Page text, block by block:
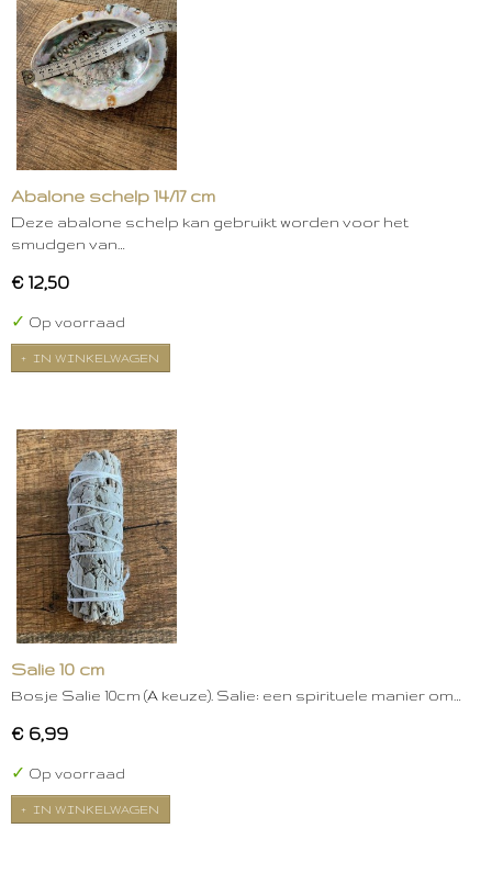
Abalone schelp 14/17 cm
Deze abalone schelp kan gebruikt worden voor het
smudgen van…
€ 12,50
✓ Op voorraad
IN WINKELWAGEN
Salie 10 cm
Bosje Salie 10cm (A keuze). Salie: een spirituele manier om…
€ 6,99
✓ Op voorraad
IN WINKELWAGEN